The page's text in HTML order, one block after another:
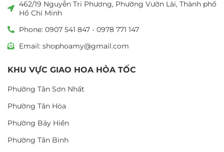
462/19 Nguyễn Tri Phương, Phường Vườn Lài, Thành phố
Hồ Chí Minh
Phone: 0907 541 847 - 0978 771 147
Email: shophoamy@gmail.com
KHU VỰC GIAO HOA HỎA TỐC
Phường Tân Sơn Nhất
Phường Tân Hòa
Phường Bảy Hiền
Phường Tân Bình